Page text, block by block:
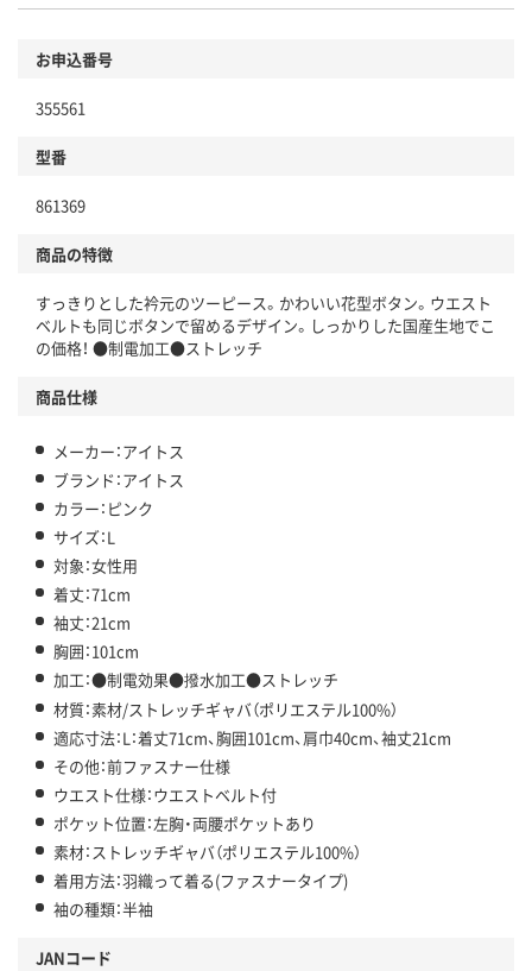
お申込番号
355561
型番
861369
商品の特徴
すっきりとした衿元のツーピース。かわいい花型ボタン。ウエスト
ベルトも同じボタンで留めるデザイン。しっかりした国産生地でこ
の価格！ ●制電加工●ストレッチ
商品仕様
メーカー：アイトス
ブランド：アイトス
カラー：ピンク
サイズ：L
対象：女性用
着丈：71cm
袖丈：21cm
胸囲：101cm
加工：●制電効果●撥水加工●ストレッチ
材質：素材/ストレッチギャバ（ポリエステル100%）
適応寸法：L：着丈71cm、胸囲101cm、肩巾40cm、袖丈21cm
その他：前ファスナー仕様
ウエスト仕様：ウエストベルト付
ポケット位置：左胸・両腰ポケットあり
素材：ストレッチギャバ（ポリエステル100%）
着用方法：羽織って着る(ファスナータイプ)
袖の種類：半袖
JANコード